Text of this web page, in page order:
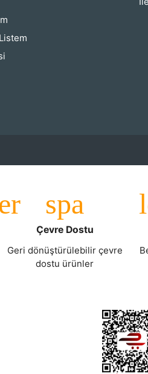
Çevre Dostu
Geri dönüştürülebilir çevre
dostu ürünler